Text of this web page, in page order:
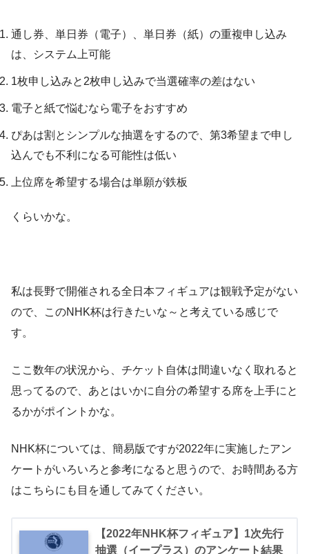
通し券、単日券（電子）、単日券（紙）の重複申し込み
は、システム上可能
1枚申し込みと2枚申し込みで当選確率の差はない
電子と紙で悩むなら電子をおすすめ
ぴあは割とシンプルな抽選をするので、第3希望まで申し
込んでも不利になる可能性は低い
上位席を希望する場合は単願が鉄板
くらいかな。
私は長野で開催される全日本フィギュアは観戦予定がない
ので、このNHK杯は行きたいな～と考えている感じで
す。
ここ数年の状況から、チケット自体は間違いなく取れると
思ってるので、あとはいかに自分の希望する席を上手にと
るかがポイントかな。
NHK杯については、簡易版ですが2022年に実施したアン
ケートがいろいろと参考になると思うので、お時間ある方
はこちらにも目を通してみてください。
【2022年NHK杯フィギュア】1次先行
抽選（イープラス）のアンケート結果